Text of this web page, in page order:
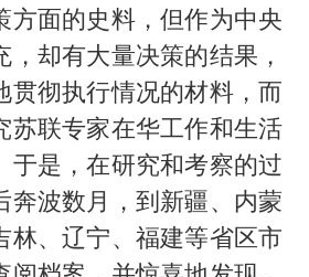
方面的史料，但作为中央
却有大量决策的结果，
贯彻执行情况的材料，而
苏联专家在华工作和生活
于是，在研究和考察的过
奔波数月，到新疆、内蒙
林、辽宁、福建等省区市